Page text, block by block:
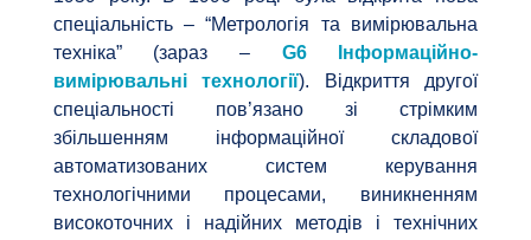
спеціальність – “Метрологія та вимірювальна
техніка” (зараз – G6​ Інформаційно-
вимірювальні технології). Відкриття другої
спеціальності пов’язано зі стрімким
збільшенням інформаційної складової
автоматизованих систем керування
технологічними процесами, виникненням
високоточних і надійних методів і технічних